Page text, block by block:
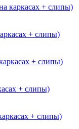
+ слипы)
+ слипы)